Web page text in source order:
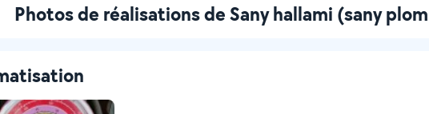
Photos de réalisations de Sany hallami (sany